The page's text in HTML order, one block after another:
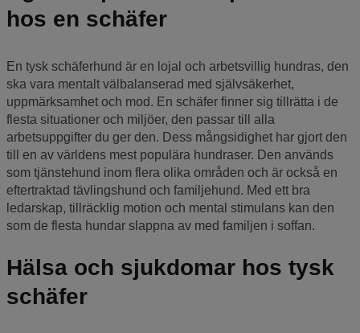
hos en schäfer
En tysk schäferhund är en lojal och arbetsvillig hundras, den
ska vara mentalt välbalanserad med självsäkerhet,
uppmärksamhet och mod. En schäfer finner sig tillrätta i de
flesta situationer och miljöer, den passar till alla
arbetsuppgifter du ger den. Dess mångsidighet har gjort den
till en av världens mest populära hundraser. Den används
som tjänstehund inom flera olika områden och är också en
eftertraktad tävlingshund och familjehund. Med ett bra
ledarskap, tillräcklig motion och mental stimulans kan den
som de flesta hundar slappna av med familjen i soffan.
Hälsa och sjukdomar hos tysk
schäfer